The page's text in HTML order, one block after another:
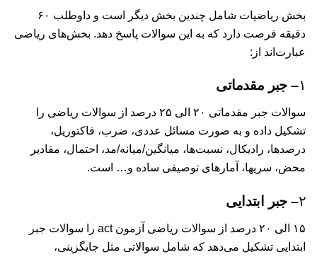
بخش ریاضیات شامل چندین بخش دیگر است و داوطلب ۶۰
دقیقه فرصت دارد که به این سوالات پاسخ دهد. بخش‌های ریاضی
عبارت‌اند از:
۱– جبر مقدماتی
سوالات جبر مقدماتی ۲۰ الی ۲۵ درصد از سوالات ریاضی را
تشکیل داده و به صورت مسائل عددی، ضرب، فاکتوریل،
درصدها، رادیکال، نسبت‌ها، میانگین/میانه/مد، احتمال، مقادیر
محض، سریها، آمارهای توصیفی ساده و… است.
۲– جبر ابتدایی
۱۵ الی ۲۰ درصد از سوالات ریاضی آزمون act را سوالات جبر
ابتدایی تشکیل می‌دهد که شامل سوالاتی مثل جایگزینی،